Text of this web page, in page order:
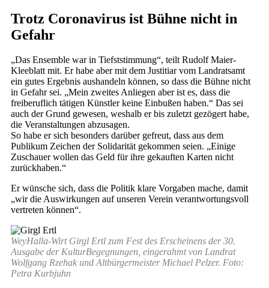
Trotz Coronavirus ist Bühne nicht in
Gefahr
„Das Ensemble war in Tiefststimmung“, teilt Rudolf Maier-
Kleeblatt mit. Er habe aber mit dem Justitiar vom Landratsamt
ein gutes Ergebnis aushandeln können, so dass die Bühne nicht
in Gefahr sei. „Mein zweites Anliegen aber ist es, dass die
freiberuflich tätigen Künstler keine Einbußen haben.“ Das sei
auch der Grund gewesen, weshalb er bis zuletzt gezögert habe,
die Veranstaltungen abzusagen.
So habe er sich besonders darüber gefreut, dass aus dem
Publikum Zeichen der Solidarität gekommen seien. „Einige
Zuschauer wollen das Geld für ihre gekauften Karten nicht
zurückhaben.“
Er wünsche sich, dass die Politik klare Vorgaben mache, damit
„wir die Auswirkungen auf unseren Verein verantwortungsvoll
vertreten können“.
WeyHalla-Wirt Girgl Ertl zum Fest des Erscheinens der 30.
Ausgabe der KulturBegegnungen, eingerahmt von Landrat
Wolfgang Rzehak und Altbürgermeister Michael Pelzer. Foto:
Petra Kurbjuhn